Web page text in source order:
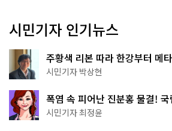
시민기자 인기뉴스
주황색 리본 따라 한강부터 메
서울둘레길 15코스
시민기자 박상현
폭염 속 피어난 진분홍 물결!
무 명소
시민기자 최정윤